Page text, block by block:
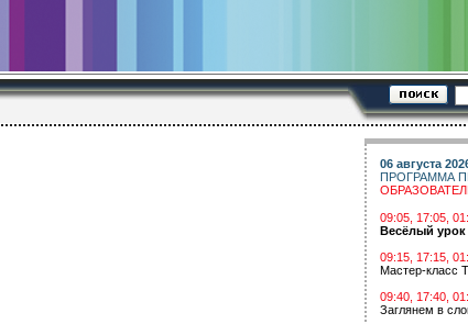
06 августа
ПРОГРАММА
09:05, 17:05,
Весёлый урок
09:15, 17:15,
Мастер-класс
09:40, 17:40,
Заглянем в